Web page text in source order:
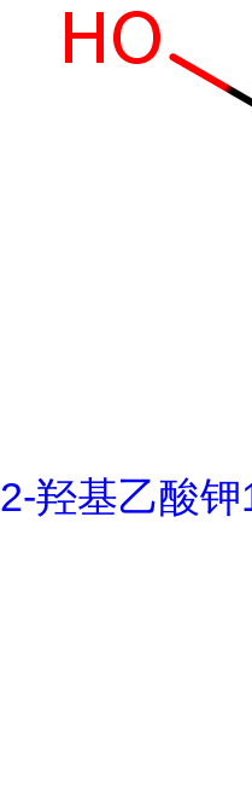
2-羟基乙酸